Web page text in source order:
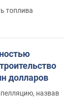
топлива
долларов
назвав